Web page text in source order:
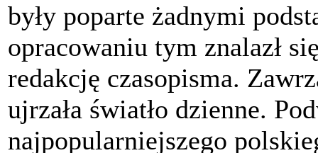
były poparte żadnymi
opracowaniu tym znalazł
redakcję czasopisma.
ujrzała światło dzienne.
najpopularniejszego